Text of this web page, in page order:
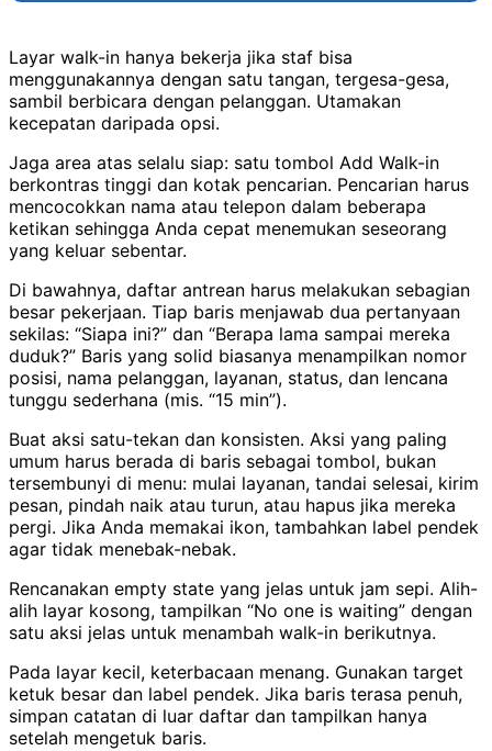
Layar walk-in hanya bekerja jika staf bisa
menggunakannya dengan satu tangan, tergesa-gesa,
sambil berbicara dengan pelanggan. Utamakan
kecepatan daripada opsi.
Jaga area atas selalu siap: satu tombol Add Walk-in
berkontras tinggi dan kotak pencarian. Pencarian harus
mencocokkan nama atau telepon dalam beberapa
ketikan sehingga Anda cepat menemukan seseorang
yang keluar sebentar.
Di bawahnya, daftar antrean harus melakukan sebagian
besar pekerjaan. Tiap baris menjawab dua pertanyaan
sekilas: “Siapa ini?” dan “Berapa lama sampai mereka
duduk?” Baris yang solid biasanya menampilkan nomor
posisi, nama pelanggan, layanan, status, dan lencana
tunggu sederhana (mis. “15 min”).
Buat aksi satu-tekan dan konsisten. Aksi yang paling
umum harus berada di baris sebagai tombol, bukan
tersembunyi di menu: mulai layanan, tandai selesai, kirim
pesan, pindah naik atau turun, atau hapus jika mereka
pergi. Jika Anda memakai ikon, tambahkan label pendek
agar tidak menebak-nebak.
Rencanakan empty state yang jelas untuk jam sepi. Alih-
alih layar kosong, tampilkan “No one is waiting” dengan
satu aksi jelas untuk menambah walk-in berikutnya.
Pada layar kecil, keterbacaan menang. Gunakan target
ketuk besar dan label pendek. Jika baris terasa penuh,
simpan catatan di luar daftar dan tampilkan hanya
setelah mengetuk baris.